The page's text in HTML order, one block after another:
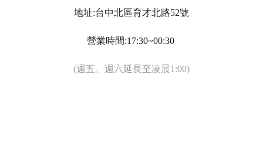
地址:台中北區育才北路52號
營業時間:17:30~00:30
(週五、週六延長至凌晨1:00)